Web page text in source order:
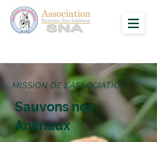
MISSION DE L'ASSOCIATION
Sauvons nos
Animaux